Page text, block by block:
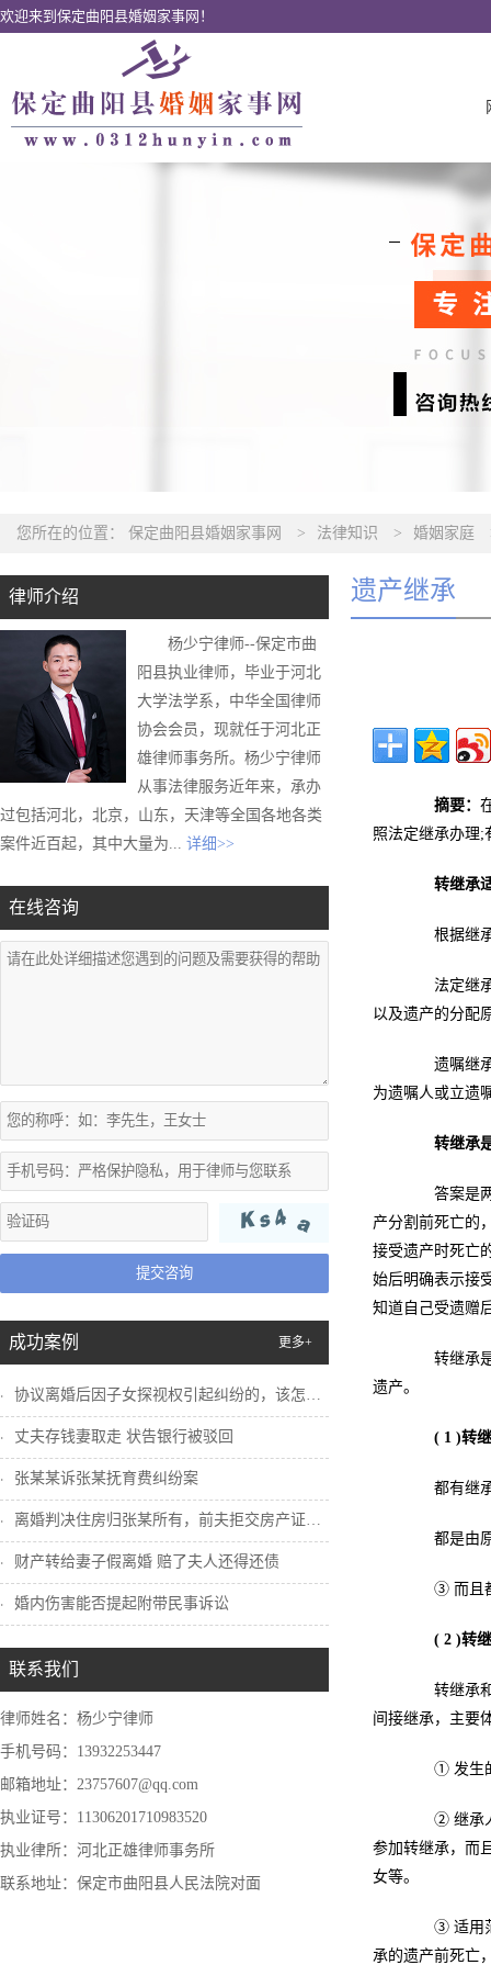
欢迎来到保定曲阳县婚姻家事网！
您所在的位置： 保定曲阳县婚姻家事网 > 法律知识 > 婚姻家庭
律师介绍
杨少宁律师--保定市曲
阳县执业律师，毕业于河北
大学法学系，中华全国律师
协会会员，现就任于河北正
雄律师事务所。杨少宁律师
从事法律服务近年来，承办
过包括河北，北京，山东，天津等全国各地各类
案件近百起，其中大量为... 详细>>
在线咨询
提交咨询
成功案例 更多+
协议离婚后因子女探视权引起纠纷的，该怎么...
丈夫存钱妻取走 状告银行被驳回
张某某诉张某抚育费纠纷案
离婚判决住房归张某所有，前夫拒交房产证怎...
财产转给妻子假离婚 赔了夫人还得还债
婚内伤害能否提起附带民事诉讼
联系我们
律师姓名：杨少宁律师
手机号码：13932253447
邮箱地址：23757607@qq.com
执业证号：11306201710983520
执业律所：河北正雄律师事务所
联系地址：保定市曲阳县人民法院对面
遗产继承
摘要：
照法定继承办理;
转继承
根据继承
法定继承
以及遗产的分配
遗嘱继承
为遗嘱人或立遗
转继承
答案是两
产分割前死亡的
接受遗产时死亡
始后明确表示接
知道自己受遗赠
转继承是
遗产。
( 1 )转
都有继承
都是由原
③ 而且都
( 2 )转
转继承和
间接继承，主要
① 发生的
② 继承人
参加转继承，而
女等。
③ 适用范
承的遗产前死亡